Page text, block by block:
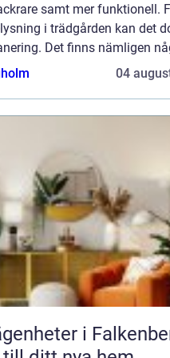
samt mer funktionell.
i trädgården kan det
Det finns nämligen
ta hänsyn till när man ska
04
i